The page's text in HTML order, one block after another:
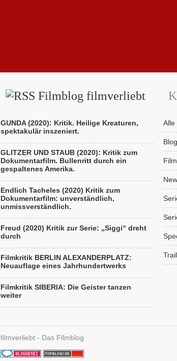
Filmblog filmverliebt
GUNDA (2020): Kritik. Heilige Kreaturen,
spektakulär inszeniert.
GLITZER UND STAUB (2020): Kritik zum
Dokumentarfilm. Bullenritt durch ein
gespaltenes Amerika.
Endlich Tacheles (2020) Kritik zum
Dokumentarfilm: unverständlich,
unmissverständlich.
Freud (2020) Kritik zur Serie: „Siggi“ dreht
durch
Filmkritik BERLIN ALEXANDERPLATZ:
Neuauflage eines Jahrhundertwerks
Filmkritik SIBERIA: Die Geister tanzen
weiter
Alle
Blog
filmverliebt - Das Filmblog